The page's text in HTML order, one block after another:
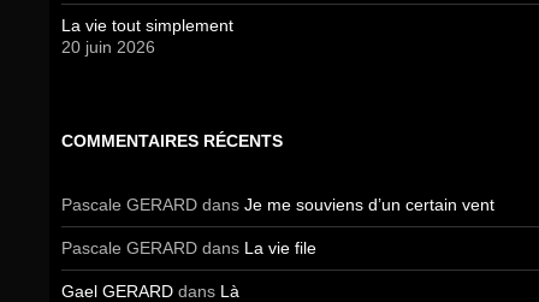
La vie tout simplement
20 juin 2026
COMMENTAIRES RÉCENTS
Pascale GERARD dans Je me souviens d’un certain vent
Pascale GERARD dans La vie file
Gael GERARD dans Là